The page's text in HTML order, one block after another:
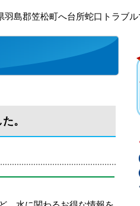
羽島郡笠松町へ台所蛇口トラブル
。